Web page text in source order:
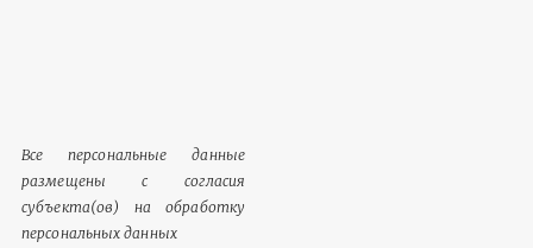
Все персональные данные
размещены с согласия
субъекта(ов) на обработку
персональных данных